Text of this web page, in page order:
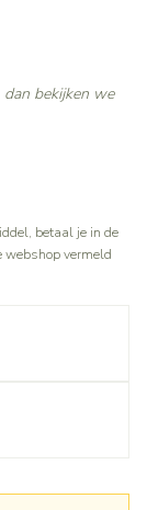
betaal je in de
webshop vermeld
bekijken we